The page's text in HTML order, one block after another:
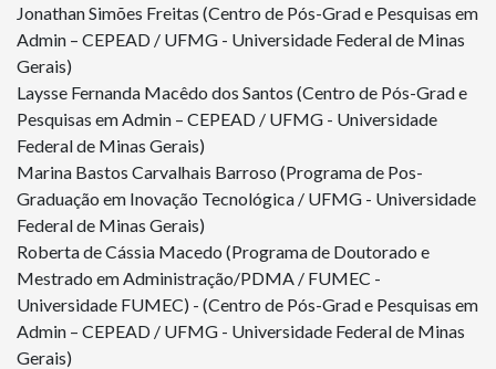
Jonathan Simões Freitas (Centro de Pós-Grad e Pesquisas em
Admin – CEPEAD / UFMG - Universidade Federal de Minas
Gerais)
Laysse Fernanda Macêdo dos Santos (Centro de Pós-Grad e
Pesquisas em Admin – CEPEAD / UFMG - Universidade
Federal de Minas Gerais)
Marina Bastos Carvalhais Barroso (Programa de Pos-
Graduação em Inovação Tecnológica / UFMG - Universidade
Federal de Minas Gerais)
Roberta de Cássia Macedo (Programa de Doutorado e
Mestrado em Administração/PDMA / FUMEC -
Universidade FUMEC) - (Centro de Pós-Grad e Pesquisas em
Admin – CEPEAD / UFMG - Universidade Federal de Minas
Gerais)